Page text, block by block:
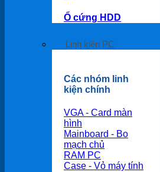
Ổ cứng HDD
Linh kiện PC
Các nhóm linh
kiện chính
VGA - Card màn
hình
Mainboard - Bo
mạch chủ
RAM PC
Case - Vỏ máy tính